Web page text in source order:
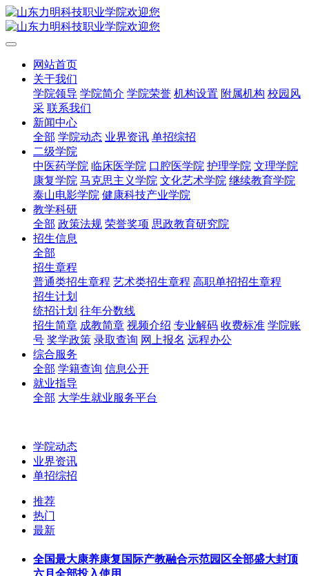
网站首页
关于我们
学院领导 学院简介 学院荣誉 机构设置 附属机构 校园风
采 联系我们
新闻中心
全部 学院动态 业界资讯 单招综招
二级学院
中医药学院 临床医学院 口腔医学院 护理学院 文理学院
康复学院 马克思主义学院 文化艺术学院 继续教育学院
泰山电影学院 健康科技产业学院
教学科研
全部 政策法规 荣誉奖项 思政教育研究院
招生信息
全部
招生章程
普通类招生章程 艺术类招生章程 高职单招招生章程
招生计划
统招计划 往年分数线
招生简章 成教简章 视频介绍 专业解码 收费标准 学院账
号 奖学政策 录取查询 网上报名 远程办公
综合服务
全部 学籍查询 信息公开
就业指导
全部 大学生就业服务平台
学院动态
业界资讯
单招综招
推荐
热门
最新
全国最大康养康复国际产教融合示范园区全部盛大封顶